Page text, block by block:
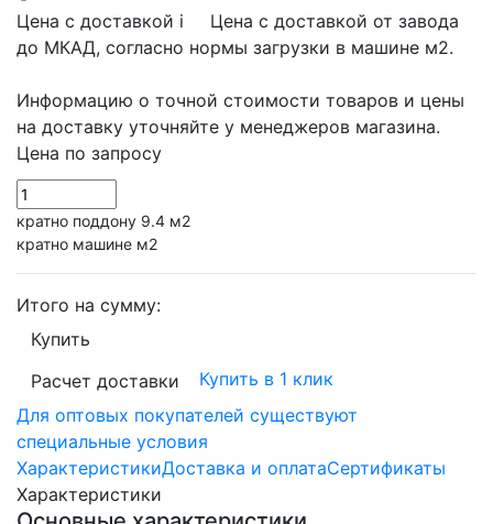
Цена с доставкой i
Цена с доставкой от завода
до МКАД, согласно нормы загрузки в машине м2.
Информацию о точной стоимости товаров и цены
на доставку уточняйте у менеджеров магазина.
Цена по запросу
кратно поддону 9.4 м2
кратно машине м2
Итого на сумму:
Купить
Расчет доставки
Купить в 1 клик
Для оптовых покупателей существуют
специальные условия
ХарактеристикиДоставка и оплатаСертификаты
Характеристики